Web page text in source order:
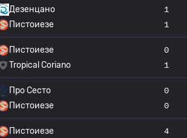
Дезенцано
Пистоиезе
1
1
Пистоиезе
Tropical Coriano
0
1
Про Сесто
Пистоиезе
0
0
Пистоиезе
4